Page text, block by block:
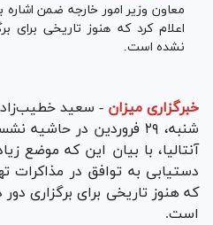
معاون وزیر امور خارجه ضمن اشاره
اعلام کرد که هنوز تاریخی برای
نشده است.
خبرگزاری میزان - سعید
شنبه، ۲۹ فروردین در
آنتالیا، با بیان این که موضع
دستیابی به توافق در
که هنوز تاریخی برای برگزاری
است.